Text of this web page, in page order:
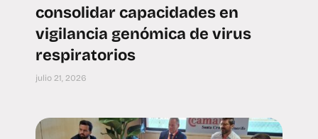
consolidar capacidades en
vigilancia genómica de virus
respiratorios
julio 21, 2026